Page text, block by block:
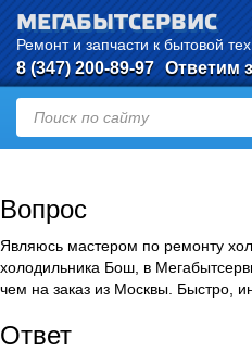
МЕГАБЫТСЕРВИС
Ремонт и запчасти к бытовой
8 (347) 200-89-97 Ответим
Вопрос
Являюсь мастером по ремонту
холодильника Бош, в
чем на заказ из Москвы. Быстро,
Ответ